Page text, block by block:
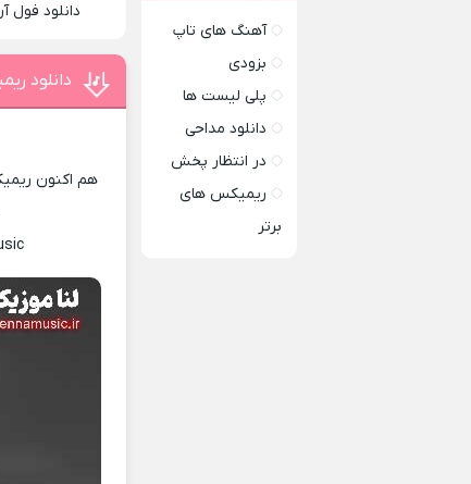
دانلود
دانلود
هم اکنون
آهنگ های تاپ
بزودی
پلی لیست ها
دانلود مداحی
در انتظار پخش
ریمیکس های
برتر